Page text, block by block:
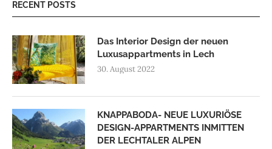
RECENT POSTS
Das Interior Design der neuen
Luxusappartments in Lech
30. August 2022
KNAPPABODA- NEUE LUXURIÖSE
DESIGN-APPARTMENTS INMITTEN
DER LECHTALER ALPEN